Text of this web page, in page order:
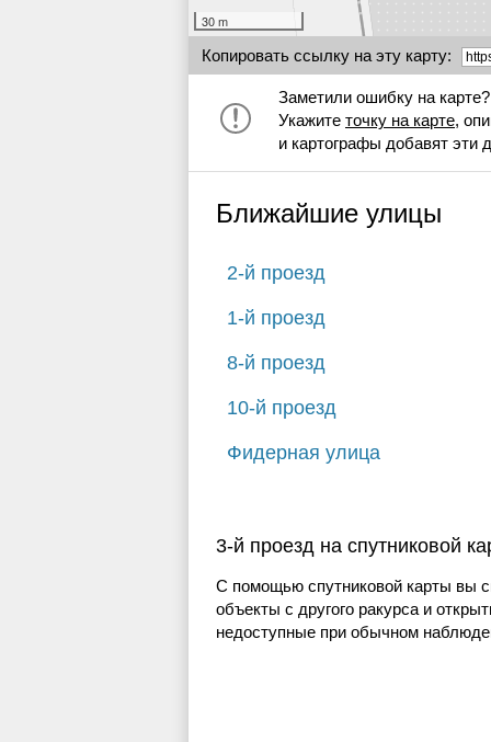
30 m
Копировать ссылку на эту карту:
Заметили ошибку на карте?
Укажите точку на карте,
и картографы добавят эти
Ближайшие улицы
2-й проезд
1-й проезд
8-й проезд
10-й проезд
Фидерная улица
3-й проезд на спутниковой
С помощью спутниковой карты вы
объекты с другого ракурса и
недоступные при обычном